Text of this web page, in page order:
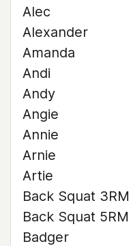
Alec
Alexander
Amanda
Andi
Andy
Angie
Annie
Arnie
Artie
Back Squat 3RM
Back Squat 5RM
Badger